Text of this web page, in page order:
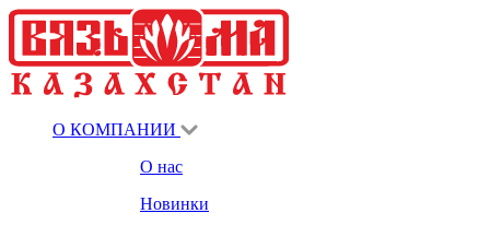
О КОМПАНИИ
О нас
Новинки